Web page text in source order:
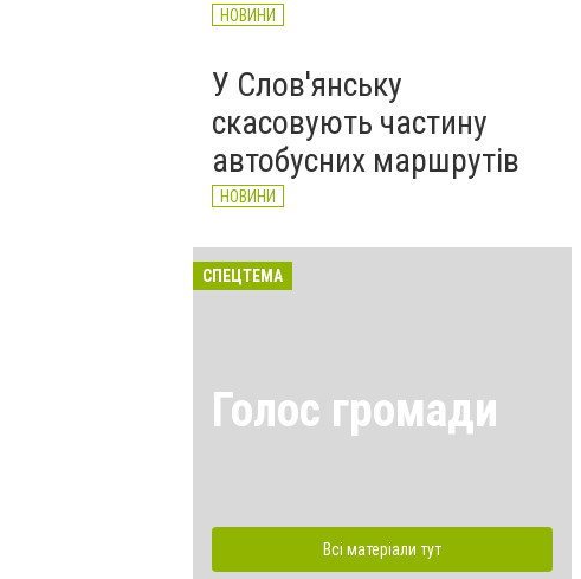
НОВИНИ
У Слов'янську
скасовують частину
автобусних маршрутів
НОВИНИ
СПЕЦТЕМА
Голос громади
Всі матеріали тут